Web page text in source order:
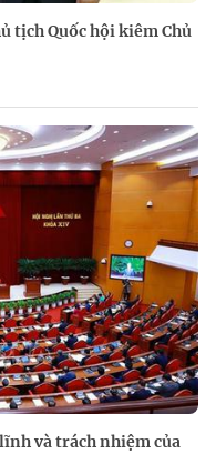
tịch Quốc hội kiêm Chủ
và trách nhiệm của